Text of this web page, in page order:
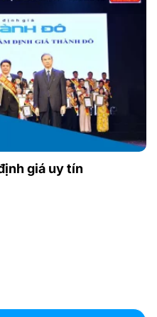
giá uy tín